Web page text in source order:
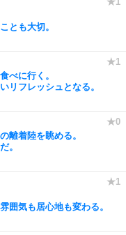
とも大切。
べに行く。
リフレッシュとなる。
離着陸を眺める。
。
囲気も居心地も変わる。